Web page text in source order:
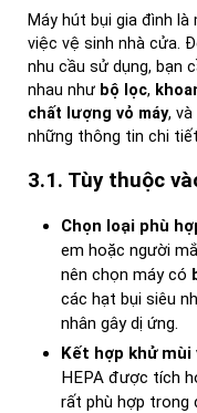
Máy hút bụi gia đình
việc vệ sinh nhà cửa.
nhu cầu sử dụng, bạn
nhau như bộ lọc,
chất lượng vỏ máy, và
những thông tin chi
3.1. Tùy thuộc
Chọn loại phù
em hoặc người
nên chọn máy có
các hạt bụi siêu
nhân gây dị ứng.
Kết hợp khử mùi
HEPA được tích
rất phù hợp trong